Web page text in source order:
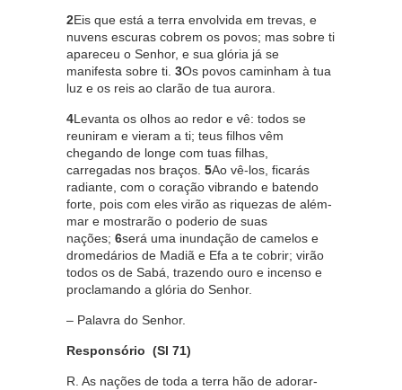
2Eis que está a terra envolvida em trevas, e
nuvens escuras cobrem os povos; mas sobre ti
apareceu o Senhor, e sua glória já se
manifesta sobre ti. 3Os povos caminham à tua
luz e os reis ao clarão de tua aurora.
4Levanta os olhos ao redor e vê: todos se
reuniram e vieram a ti; teus filhos vêm
chegando de longe com tuas filhas,
carregadas nos braços. 5Ao vê-los, ficarás
radiante, com o coração vibrando e batendo
forte, pois com eles virão as riquezas de além-
mar e mostrarão o poderio de suas
nações; 6será uma inundação de camelos e
dromedários de Madiã e Efa a te cobrir; virão
todos os de Sabá, trazendo ouro e incenso e
proclamando a glória do Senhor.
– Palavra do Senhor.
Responsório (Sl 71)
R. As nações de toda a terra hão de adorar-